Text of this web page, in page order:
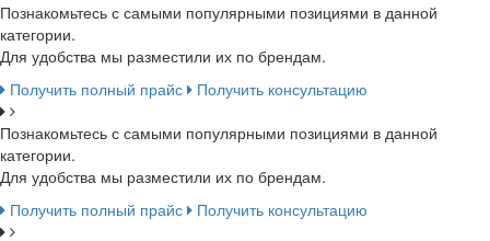
Познакомьтесь с самыми популярными позициями в данной
категории.
Для удобства мы разместили их по брендам.
Получить полный прайс
Получить консультацию
Познакомьтесь с самыми популярными позициями в данной
категории.
Для удобства мы разместили их по брендам.
Получить полный прайс
Получить консультацию